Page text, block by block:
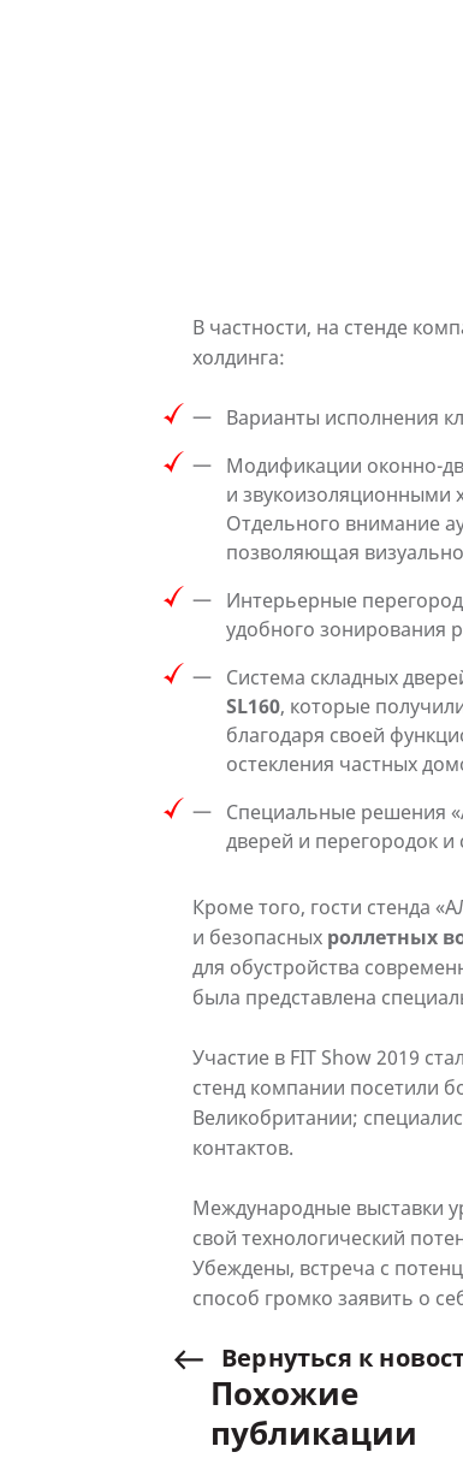
В частности, на стенде
холдинга:
Варианты исполнения
Модификации оконно-
и звукоизоляционными
Отдельного внимание
позволяющая
Интерьерные
удобного зонирования
Система складных
SL160, которые
благодаря своей
остекления частных
Специальные решения
дверей и перегородок
Кроме того, гости стенда
и безопасных роллетных
для обустройства
была представлена
Участие в FIT Show 2019
стенд компании посетили
Великобритании;
контактов.
Международные выставки
свой технологический
Убеждены, встреча с
способ громко заявить о
Вернуться к
Похожие
публикации